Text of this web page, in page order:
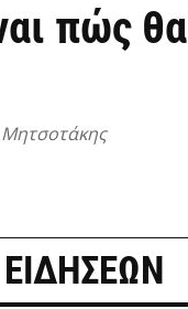
πώς θα
Μητσοτάκης